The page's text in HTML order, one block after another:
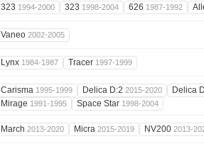
323 1994-2000 323 1998-2004 626 1987-1992
Vaneo 2002-2005
Lynx 1984-1987 Tracer 1997-1999
Carisma 1995-1999 Delica D:2 2015-2020
Delica
Mirage 1991-1995 Space Star 1998-2004
March 2013-2020 Micra 2015-2019 NV200 2013-